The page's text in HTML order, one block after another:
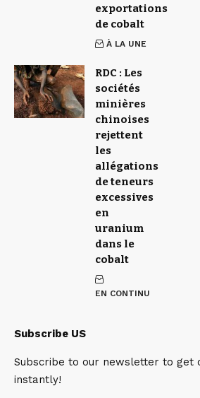
exportations
de cobalt
À LA UNE
RDC : Les
sociétés
minières
chinoises
rejettent
les
allégations
de teneurs
excessives
en
uranium
dans le
cobalt
EN CONTINU
Subscribe US
Subscribe to our newsletter to get
instantly!